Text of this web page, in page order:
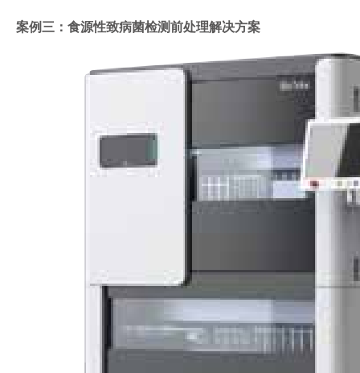
案例三：食源性致病菌检测前处理解决方案